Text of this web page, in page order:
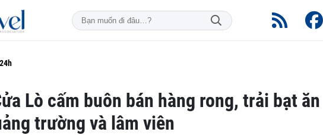
Lò cấm buôn bán hàng rong, trải bạt ăn
trường và lâm viên